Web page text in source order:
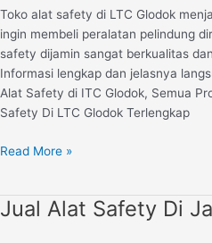
Toko alat safety di LTC Glodok
ingin membeli peralatan pelindung
safety dijamin sangat berkualitas
Informasi lengkap dan jelasnya
Alat Safety di ITC Glodok, Semua
Safety Di LTC Glodok Terlengkap
Read More »
Jual Alat Safety Di
Jual